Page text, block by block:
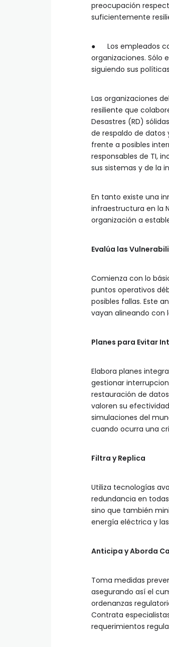
preocupación
suficientemente
● Los empleados
organizaciones. Sólo
siguiendo sus
Las organizaciones
resiliente que
Desastres (RD)
de respaldo de datos
frente a posibles
responsables de TI,
sus sistemas y de la
En tanto existe una
infraestructura en la
organización a
Evalúa las
Comienza con lo
puntos operativos
posibles fallas. Este
vayan alineando con
Planes para Evitar
Elabora planes
gestionar
restauración de
valoren su
simulaciones del
cuando ocurra una
Filtra y Replica
Utiliza tecnologías
redundancia en
sino que también
energía eléctrica y
Anticipa y Aborda
Toma medidas
asegurando así el
ordenanzas
Contrata
requerimientos